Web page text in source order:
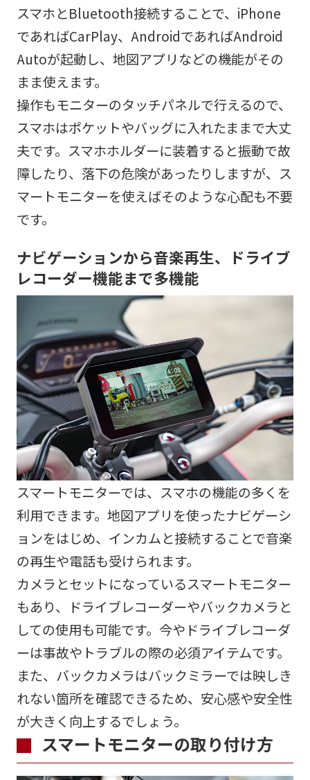
スマホとBluetooth接続することで、iPhone
であればCarPlay、AndroidであればAndroid
Autoが起動し、地図アプリなどの機能がその
まま使えます。
操作もモニターのタッチパネルで行えるので、
スマホはポケットやバッグに入れたままで大丈
夫です。スマホホルダーに装着すると振動で故
障したり、落下の危険があったりしますが、ス
マートモニターを使えばそのような心配も不要
です。
ナビゲーションから音楽再生、ドライブ
レコーダー機能まで多機能
スマートモニターでは、スマホの機能の多くを
利用できます。地図アプリを使ったナビゲーシ
ョンをはじめ、インカムと接続することで音楽
の再生や電話も受けられます。
カメラとセットになっているスマートモニター
もあり、ドライブレコーダーやバックカメラと
しての使用も可能です。今やドライブレコーダ
ーは事故やトラブルの際の必須アイテムです。
また、バックカメラはバックミラーでは映しき
れない箇所を確認できるため、安心感や安全性
が大きく向上するでしょう。
スマートモニターの取り付け方